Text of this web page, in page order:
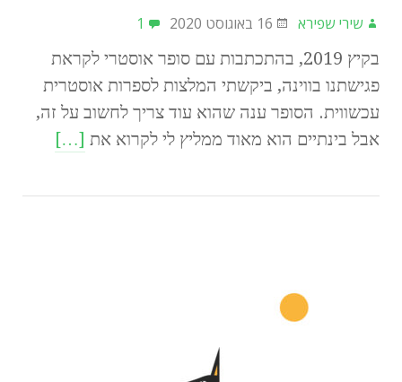
שירי שפירא 16 באוגוסט 2020 1
בקיץ 2019, בהתכתבות עם סופר אוסטרי לקראת
פגישתנו בווינה, ביקשתי המלצות לספרות אוסטרית
עכשווית. הסופר ענה שהוא עוד צריך לחשוב על זה,
אבל בינתיים הוא מאוד ממליץ לי לקרוא את […]